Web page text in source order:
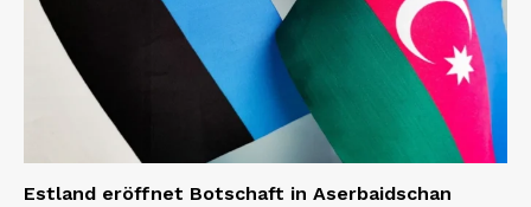
Estland eröffnet Botschaft in Aserbaidschan